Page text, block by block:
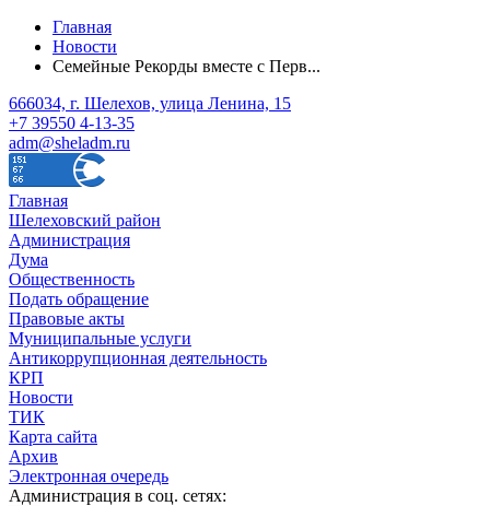
Главная
Новости
Семейные Рекорды вместе с Перв...
666034, г. Шелехов, улица Ленина, 15
+7 39550 4-13-35
adm@sheladm.ru
Главная
Шелеховский район
Администрация
Дума
Общественность
Подать обращение
Правовые акты
Муниципальные услуги
Антикоррупционная деятельность
КРП
Новости
ТИК
Карта сайта
Архив
Электронная очередь
Администрация в соц. сетях: